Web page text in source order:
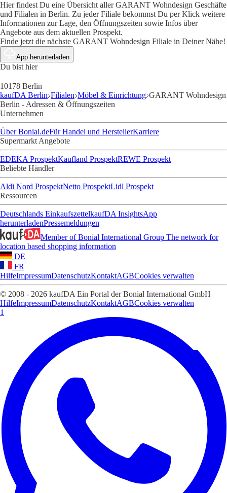
Hier findest Du eine Übersicht aller GARANT Wohndesign Geschäfte
und Filialen in Berlin. Zu jeder Filiale bekommst Du per Klick weitere
Informationen zur Lage, den Öffnungszeiten sowie Infos über
Angebote aus dem aktuellen Prospekt.
Finde jetzt die nächste GARANT Wohndesign Filiale in Deiner Nähe!
App herunterladen
Du bist hier
10178 Berlin
kaufDA Berlin Filialen Möbel & Einrichtung GARANT Wohndesign
Berlin - Adressen & Öffnungszeiten
Unternehmen
Über Bonial.deFür Handel und HerstellerKarriere
Supermarkt Angebote
EDEKA ProspektKaufland ProspektREWE Prospekt
Beliebte Händler
Aldi Nord ProspektNetto ProspektLidl Prospekt
Ressourcen
Deutschlands EinkaufszettelkaufDA InsightsApp
herunterladenPressemeldungen
Member of Bonial International Group The network for
location based shopping information
DE
FR
HilfeImpressumDatenschutzKontaktAGBCookies verwalten
© 2008 - 2026 kaufDA Ein Portal der Bonial International GmbH
HilfeImpressumDatenschutzKontaktAGBCookies verwalten
1